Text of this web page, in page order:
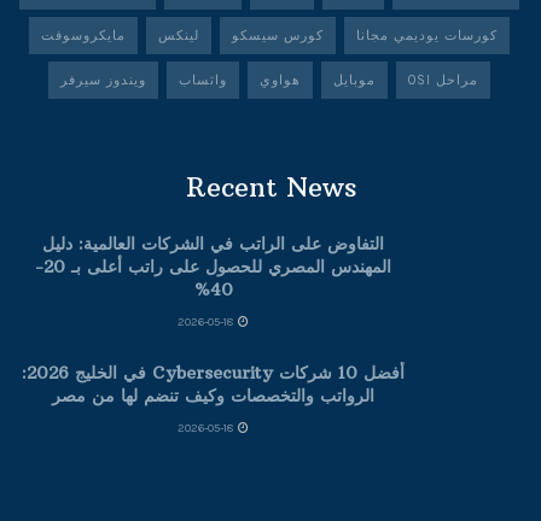
كورسات يوديمي مجانا كورس سيسكو لينكس مايكروسوفت
مراحل OSI موبايل هواوي واتساب ويندوز سيرفر
Recent News
التفاوض على الراتب في الشركات العالمية: دليل
المهندس المصري للحصول على راتب أعلى بـ 20-
40%
أفضل 10 شركات Cybersecurity في الخليج 2026:
الرواتب والتخصصات وكيف تنضم لها من مصر